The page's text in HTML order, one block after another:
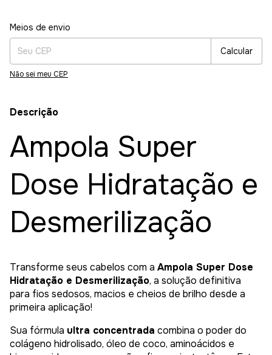
Entregas para o CEP:
Meios de envio
Calcular
Não sei meu CEP
Descrição
Ampola Super
Dose Hidratação e
Desmerilização
Transforme seus cabelos com a Ampola Super Dose
Hidratação e Desmerilização, a solução definitiva
para fios sedosos, macios e cheios de brilho desde a
primeira aplicação!
Sua fórmula ultra concentrada combina o poder do
colágeno hidrolisado, óleo de coco, aminoácidos e